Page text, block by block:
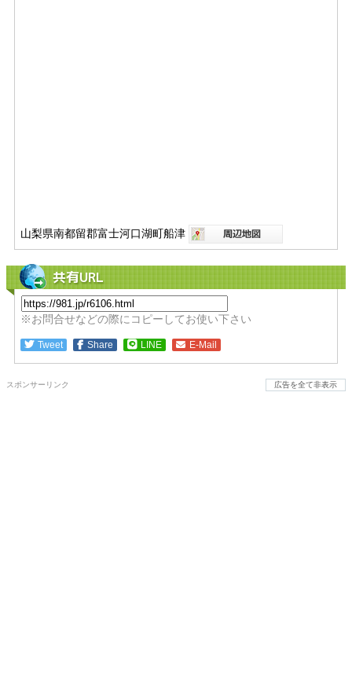
山梨県南都留郡富士河口湖町船津
共有URL
※お問合せなどの際にコピーしてお使い下さい
Tweet Share LINE E-Mail
スポンサーリンク 広告を全て非表示